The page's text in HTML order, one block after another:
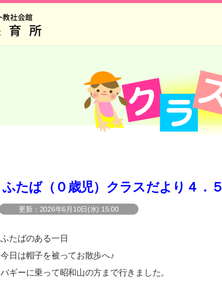
ふたば（０歳児）クラスだより４．
2026年6月10日(水) 15:00
ふたばのある一日
今日は帽子を被ってお散歩へ♪
バギーに乗って昭和山の方まで行きました。